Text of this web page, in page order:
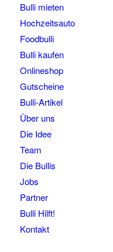
Bulli mieten
Hochzeitsauto
Foodbulli
Bulli kaufen
Onlineshop
Gutscheine
Bulli-Artikel
Über uns
Die Idee
Team
Die Bullis
Jobs
Partner
Bulli Hilft!
Kontakt